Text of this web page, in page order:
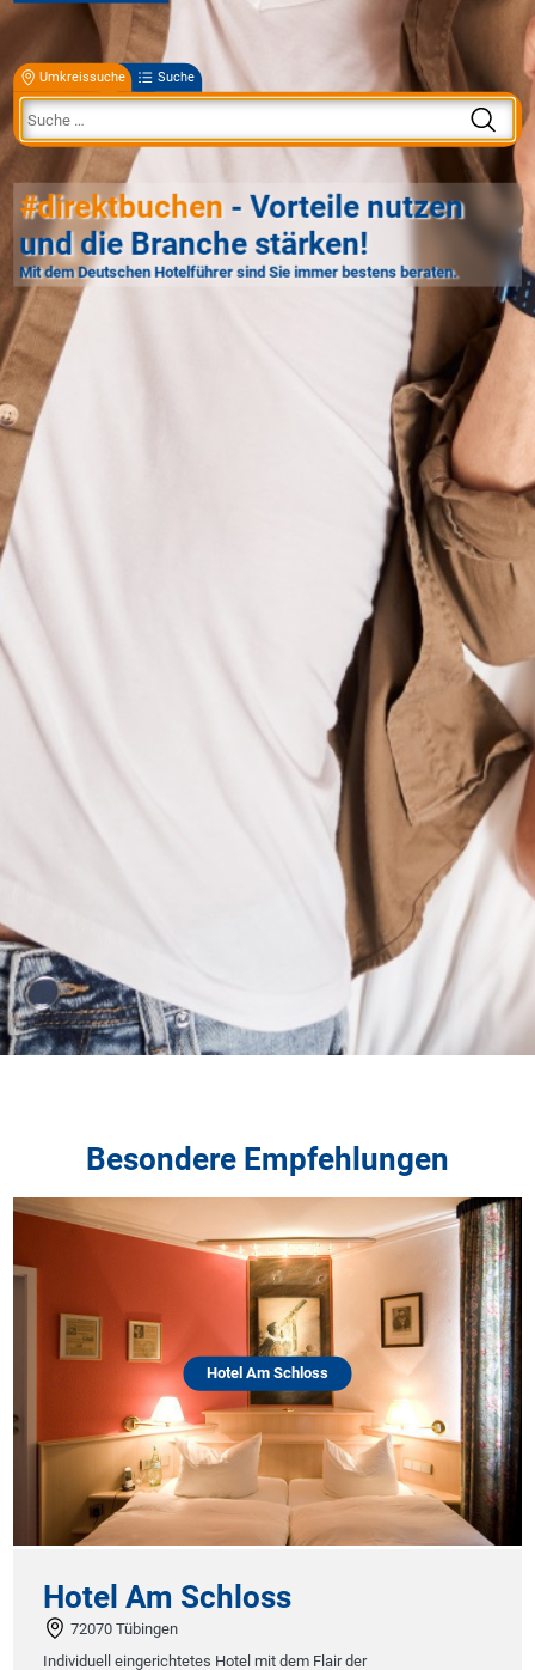
Umkreissuche Suche
#direktbuchen - Vorteile nutzen
und die Branche stärken!
Mit dem Deutschen Hotelführer sind Sie immer bestens beraten.
Besondere Empfehlungen
Hotel Am Schloss
Hotel Am Schloss
72070 Tübingen
Individuell eingerichtetes Hotel mit dem Flair der